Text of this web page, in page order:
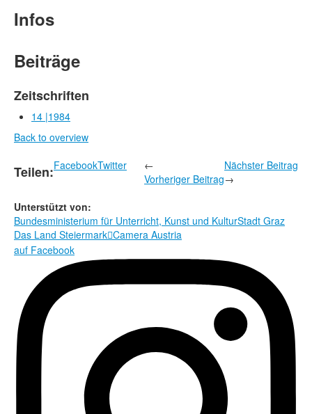
Camera Austria Preis
Rechtliche Informationen
Infos
Beiträge
Zeitschriften
14 |1984
Back to overview
Teilen:FacebookTwitter
←
Vorheriger Beitrag
Nächster Beitrag
→
Unterstützt von:
Bundesministerium für Unterricht, Kunst und KulturStadt Graz
Das Land SteiermarkCamera Austria
auf Facebook